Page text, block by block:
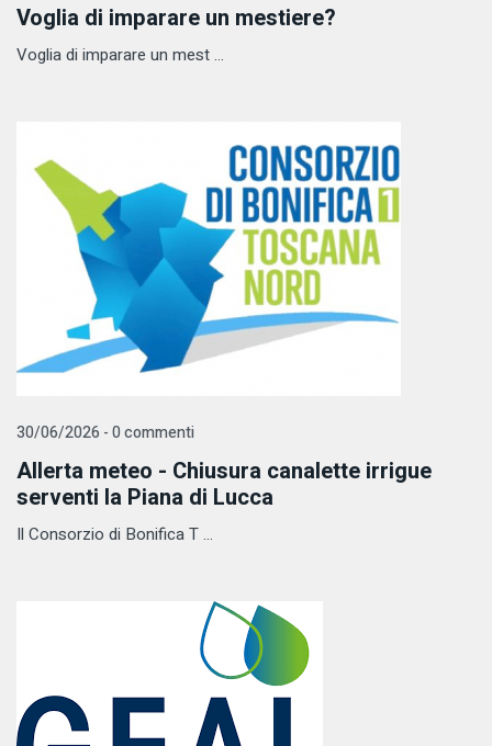
Voglia di imparare un mestiere?
Voglia di imparare un mest ...
30/06/2026 - 0 commenti
Allerta meteo - Chiusura canalette irrigue
serventi la Piana di Lucca
Il Consorzio di Bonifica T ...